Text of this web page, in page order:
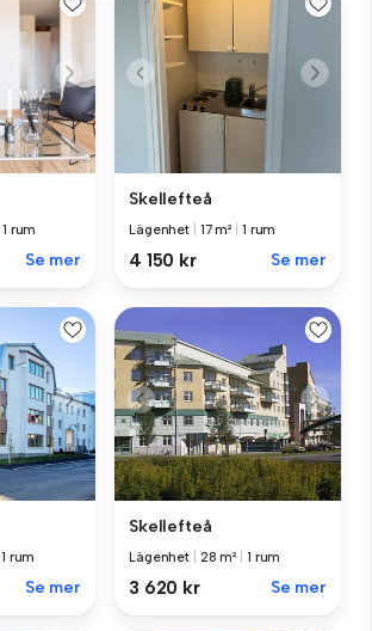
1 rum
Se mer
Skellefteå
Lägenhet 17 m² 1 rum
4 150 kr Se mer
1 rum
Se mer
Skellefteå
Lägenhet 28 m² 1 rum
3 620 kr Se mer